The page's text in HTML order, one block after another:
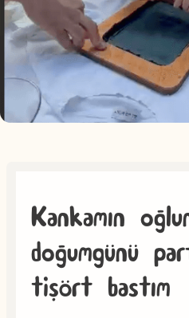
Kankamın
doğumgünü
tişört bastım